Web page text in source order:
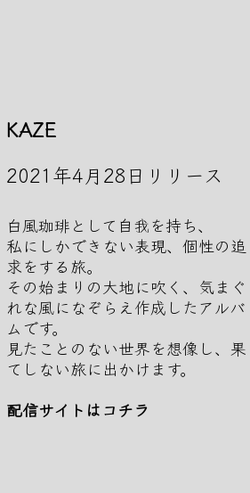
KAZE
2021年4月28日リリース
白風珈琲として自我を持ち、
私にしかできない表現、個性の追
求をする旅。
その始まりの大地に吹く、気まぐ
れな風になぞらえ作成したアルバ
ムです。
見たことのない世界を想像し、果
てしない旅に出かけます。
配信サイトはコチラ